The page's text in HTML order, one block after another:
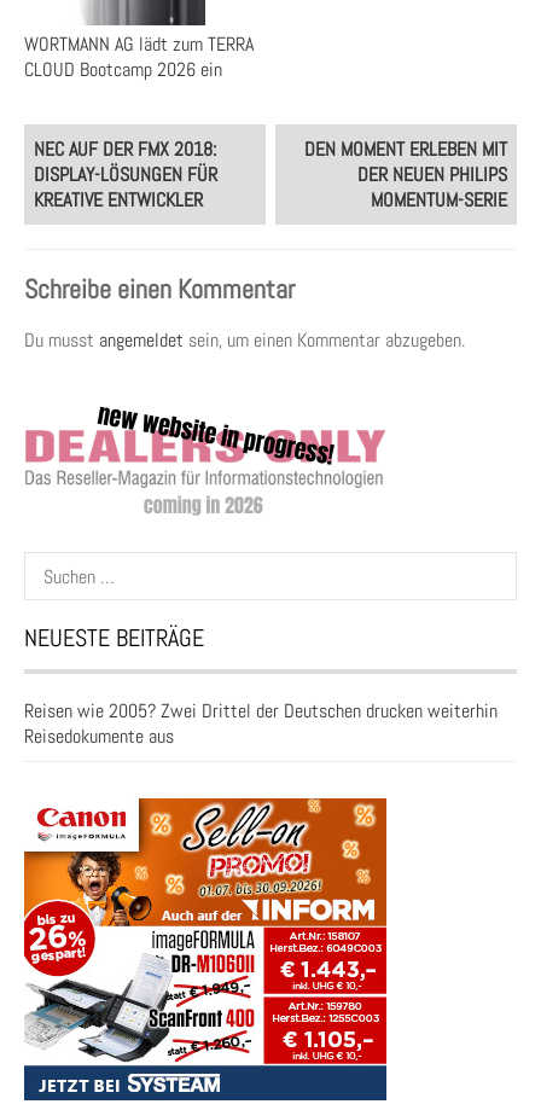
WORTMANN AG lädt zum TERRA
CLOUD Bootcamp 2026 ein
Post
navigation
NEC AUF DER FMX 2018:
DISPLAY-LÖSUNGEN FÜR
KREATIVE ENTWICKLER
DEN MOMENT ERLEBEN MIT
DER NEUEN PHILIPS
MOMENTUM-SERIE
Schreibe einen Kommentar
Du musst angemeldet sein, um einen Kommentar abzugeben.
Suchen
nach:
NEUESTE BEITRÄGE
Reisen wie 2005? Zwei Drittel der Deutschen drucken weiterhin
Reisedokumente aus